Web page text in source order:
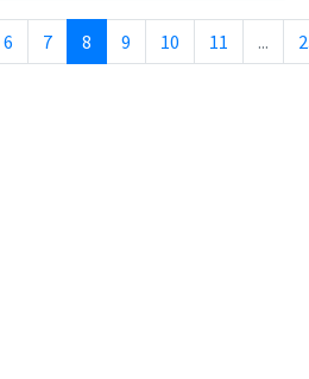
6 7 8 9 10 11 ...